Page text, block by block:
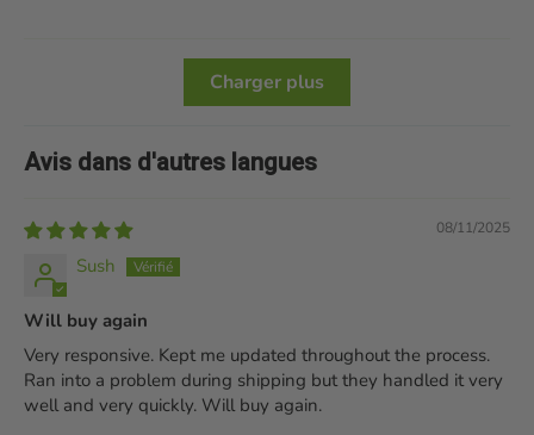
Charger plus
Avis dans d'autres langues
08/11/2025
Sush
Will buy again
Very responsive. Kept me updated throughout the process.
Ran into a problem during shipping but they handled it very
well and very quickly. Will buy again.